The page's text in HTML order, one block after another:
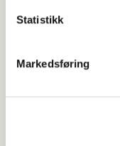
Statistikk
Markedsføring
ATT BYGGA HUS